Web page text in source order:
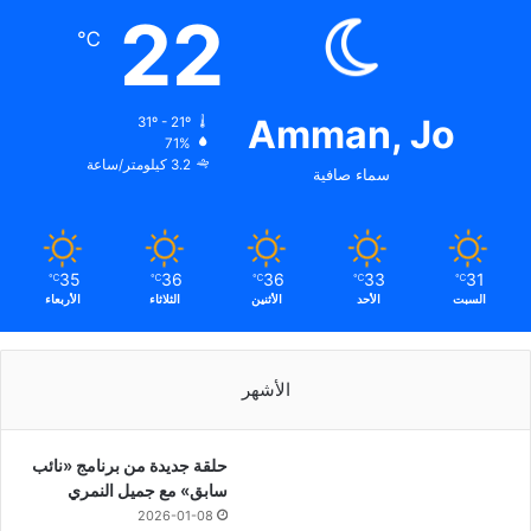
Amman, Jo
سماء صافية
22
℃
31º - 21º
71%
3.2 كيلومتر/ساعة
31
℃
السبت
33
℃
الأحد
36
℃
الأثنين
36
℃
الثلاثاء
35
℃
الأربعاء
الأشهر
حلقة جديدة من برنامج «نائب
سابق» مع جميل النمري
2026-01-08